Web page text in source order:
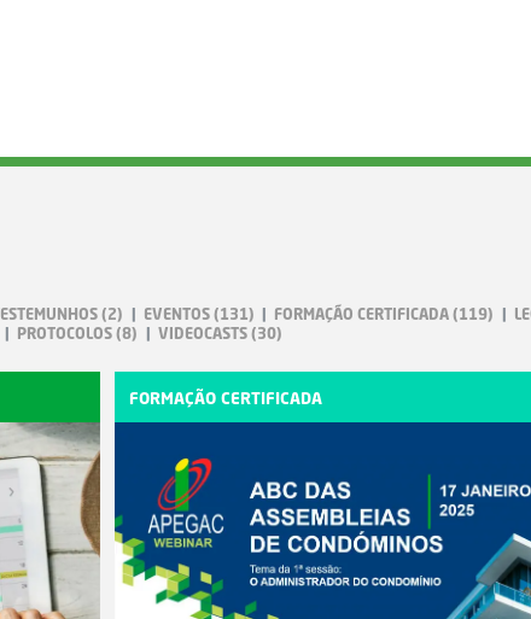
(2) EVENTOS(131) FORMAÇÃO CERTIFICADA(119)
PROTOCOLOS(8) VIDEOCASTS(30)
FORMAÇÃO CERTIFICADA